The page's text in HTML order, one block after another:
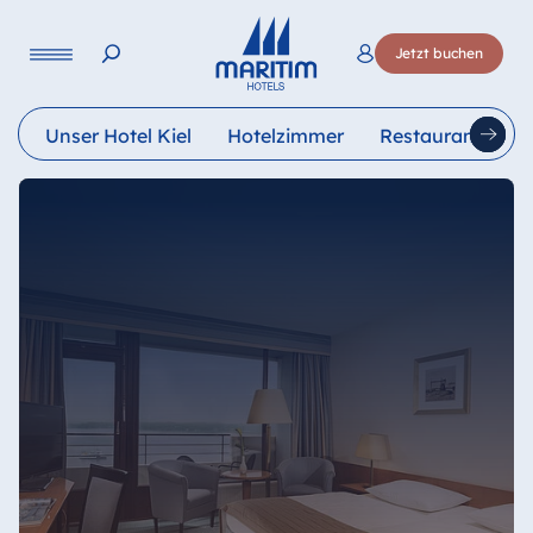
Jetzt buchen
Unser Hotel Kiel Hotelzimmer Restaurants